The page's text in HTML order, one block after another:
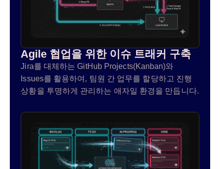
Agile 협업을 위한 이슈 트래커 구축
Jira를 대체하는 GitHub Projects(Kanban)와
Issues를 활용하여, 팀원 간 업무를 할당하고 진행
상황을 투명하게 관리하는 애자일 환경을 만듭니다.